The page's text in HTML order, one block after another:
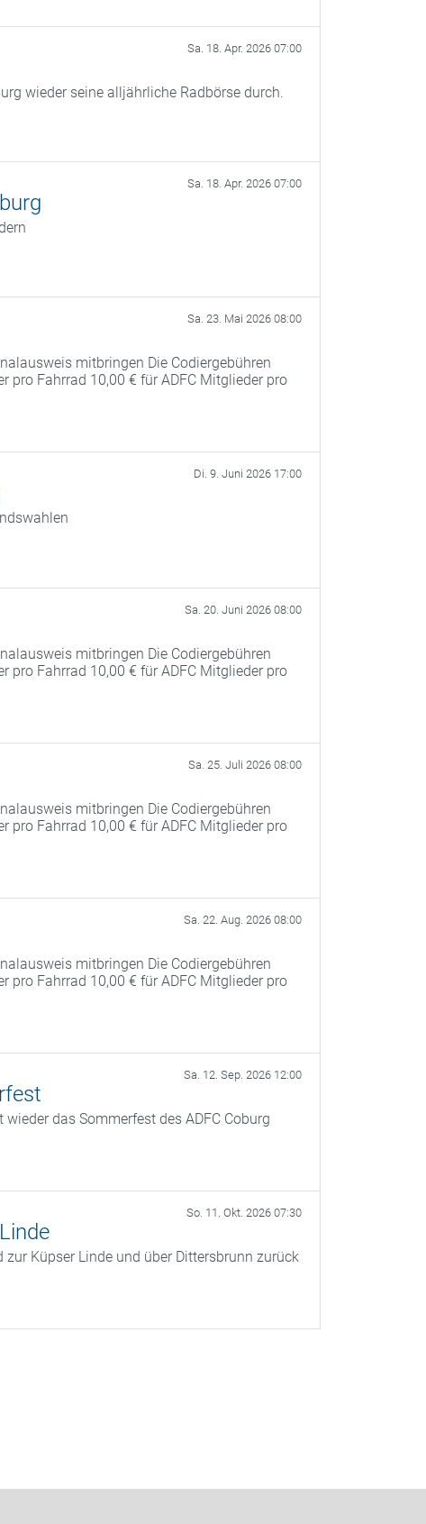
Sa. 18. Apr. 2026 07:00
wieder seine alljährliche Radbörse durch.
Sa. 18. Apr. 2026 07:00
Sa. 23. Mai 2026 08:00
mitbringen Die Codiergebühren
pro Fahrrad 10,00 € für ADFC Mitglieder pro
Di. 9. Juni 2026 17:00
Sa. 20. Juni 2026 08:00
mitbringen Die Codiergebühren
pro Fahrrad 10,00 € für ADFC Mitglieder pro
Sa. 25. Juli 2026 08:00
mitbringen Die Codiergebühren
pro Fahrrad 10,00 € für ADFC Mitglieder pro
Sa. 22. Aug. 2026 08:00
mitbringen Die Codiergebühren
pro Fahrrad 10,00 € für ADFC Mitglieder pro
Sa. 12. Sep. 2026 12:00
das Sommerfest des ADFC Coburg
So. 11. Okt. 2026 07:30
Küpser Linde und über Dittersbrunn zurück